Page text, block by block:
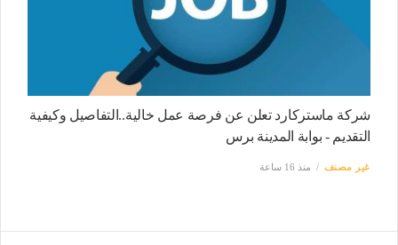
شركة ماستركارد تعلن عن فرصة عمل خالية..التفاصيل وكيفية
التقديم - بوابة المدينة برس
غير مصنف منذ 16 ساعة